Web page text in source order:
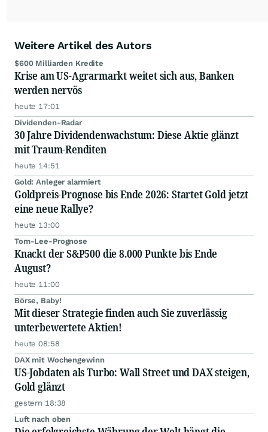
Weitere Artikel des Autors
$600 Milliarden Kredite
Krise am US-Agrarmarkt weitet sich aus, Banken
werden nervös
heute 17:01
Dividenden-Radar
30 Jahre Dividendenwachstum: Diese Aktie glänzt
mit Traum-Renditen
heute 14:51
Gold: Anleger alarmiert
Goldpreis-Prognose bis Ende 2026: Startet Gold jetzt
eine neue Rallye?
heute 13:00
Tom-Lee-Prognose
Knackt der S&P500 die 8.000 Punkte bis Ende
August?
heute 11:00
Börse, Baby!
Mit dieser Strategie finden auch Sie zuverlässig
unterbewertete Aktien!
heute 08:58
DAX mit Wochengewinn
US-Jobdaten als Turbo: Wall Street und DAX steigen,
Gold glänzt
gestern 18:38
Luft nach oben